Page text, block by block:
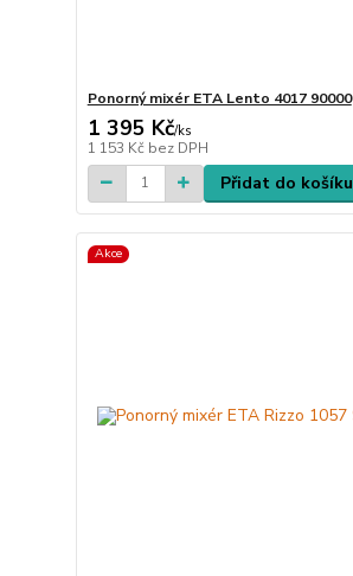
Ponorný mixér ETA Lento 4017 90000
1 395 Kč/ks
1 153 Kč bez DPH
Přidat do košíku
Akce